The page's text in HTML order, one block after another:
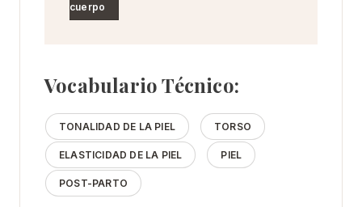
cuerpo
Vocabulario Técnico:
TONALIDAD DE LA PIEL TORSO
ELASTICIDAD DE LA PIEL PIEL
POST-PARTO